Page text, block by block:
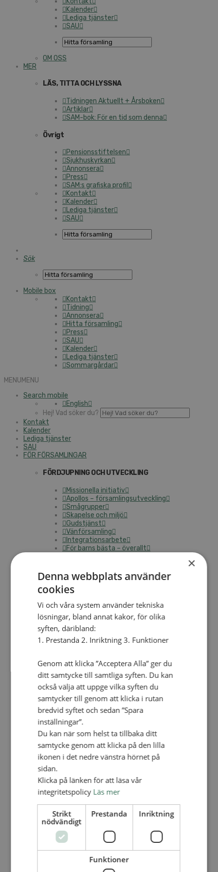
Kalender
Lediga tjänster
SAU
OM OSS
MER
LÄS, TITTA OCH LYSSNA
Tidningen Aktuellt + Årsboken
Artiklar
SAM-bok: För en tid som denna
Övrigt
Pensionsstiftelsen
Sjukhuskyrkan
Annonsera
Press
SAM:s grafiska profil
Kontakt
Kalender
Lediga tjänster
SAU
Sök
Mobile box
Kontakt
Tidning
Annonsera
Hitta församling
Press
SAU
Kalender
Lediga tjänster
Sommargårdar
MENUMENU
Search mobile
English
Hej! Vad söker du?
Kontakt
Kalender
Lediga tjänster
SAU
FÖR FÖRSAMLINGAR
FÖRDJUPNING OCH UTVECKLING
Missionella initiativ
Apollos – församlingsutveckling
Smågrupper
Skapelse och miljö
Gudstjänst
Vänförsamling
Integrationsarbete
För barns bästa – överallt
PRAKTISKT
Materialbank
Kyrkoavgiften
LOGGA IN
Dokumentbanken
Personalförsäkringar
SAMP – personalförbundet
Kontakt
Kalender
Lediga tjänster
SAU
FÖR FÖRSAMLINGAR
VAD VI GÖR
Här finns vi
Nationella avdelningen
Nationella arbetsområden
Våra pionjära satsningar
Engagera dig nationellt
Ekumeniska året 2025
×
Denna webbplats använder
cookies
Vi och våra system använder tekniska
lösningar, bland annat kakor, för olika
syften, däribland:
1. Prestanda 2. Inriktning 3. Funktioner
Genom att klicka ”Acceptera Alla” ger du
ditt samtycke till samtliga syften. Du kan
också välja att uppge vilka syften du
samtycker till genom att klicka i rutan
bredvid syftet och sedan ”Spara
inställningar”.
Du kan när som helst ta tillbaka ditt
samtycke genom att klicka på den lilla
ikonen i det nedre vänstra hörnet på
sidan.
Klicka på länken för att läsa vår
integritetspolicy Läs mer
Strikt
nödvändigt
Prestanda Inriktning
Funktioner